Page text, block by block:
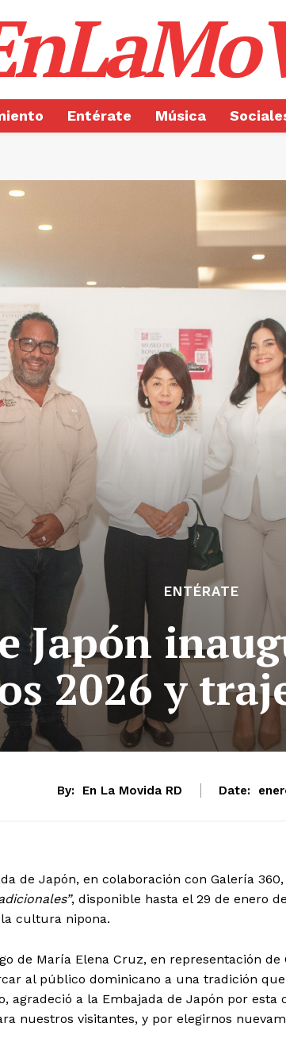
Entérate Música
ENTÉRATE
Japón
2026 y
By: En La Movida RD Date:
de Japón, en colaboración con Galería
, disponible hasta el 29 de enero
cultura nipona.
de María Elena Cruz, en representación de
al público dominicano a una tradición
agradeció a la Embajada de Japón por esta
nuestros visitantes, y por elegirnos